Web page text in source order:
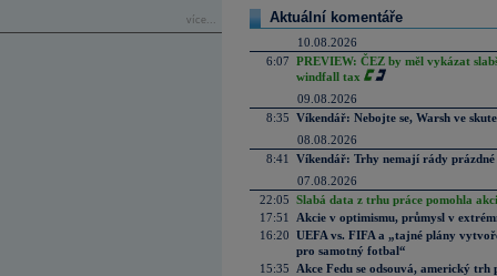
více... Aktuální komentáře
10.08.2026
6:07 PREVIEW: ČEZ by měl vykázat
windfall tax
09.08.2026
8:35 Víkendář: Nebojte se, Warsh ve
08.08.2026
8:41
Víkendář: Trhy nemají rády prázdné
07.08.2026
22:05 Slabá data z trhu práce pomohla
17:51
Akcie v optimismu, průmysl v
16:20 UEFA vs. FIFA a „tajné plány
pro samotný fotbal“
15:35
Akce Fedu se odsouvá, americký